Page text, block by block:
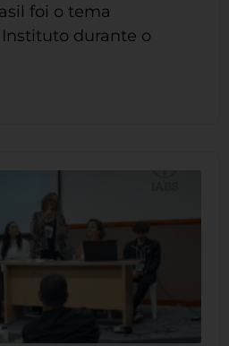
foi o tema
durante o